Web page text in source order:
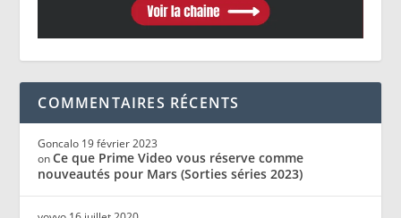
COMMENTAIRES RÉCENTS
Goncalo 19 février 2023
onCe que Prime Video vous réserve comme
nouveautés pour Mars (Sorties séries 2023)